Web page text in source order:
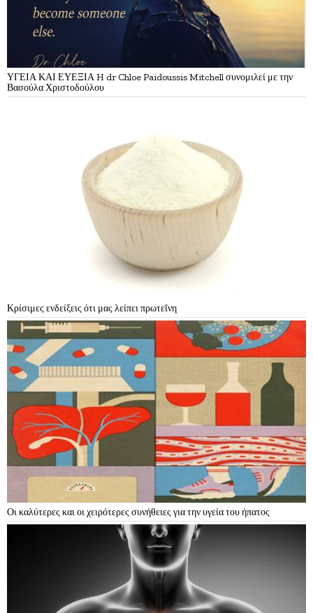
ΥΓΕΙΑ ΚΑΙ ΕΥΕΞΙΑ H dr Chloe Paidoussis Mitchell συνομιλεί με την
Βασούλα Χριστοδούλου
Κρίσιμες ενδείξεις ότι μας λείπει πρωτεΐνη
Οι καλύτερες και οι χειρότερες συνήθειες για την υγεία του ήπατος